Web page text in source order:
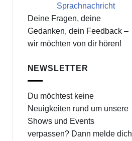
Deine Fragen, deine
Gedanken, dein Feedback –
wir möchten von dir hören!
NEWSLETTER
Du möchtest keine
Neuigkeiten rund um unsere
Shows und Events
verpassen? Dann melde dich